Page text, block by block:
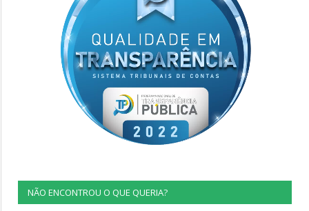
NÃO ENCONTROU O QUE QUERIA?